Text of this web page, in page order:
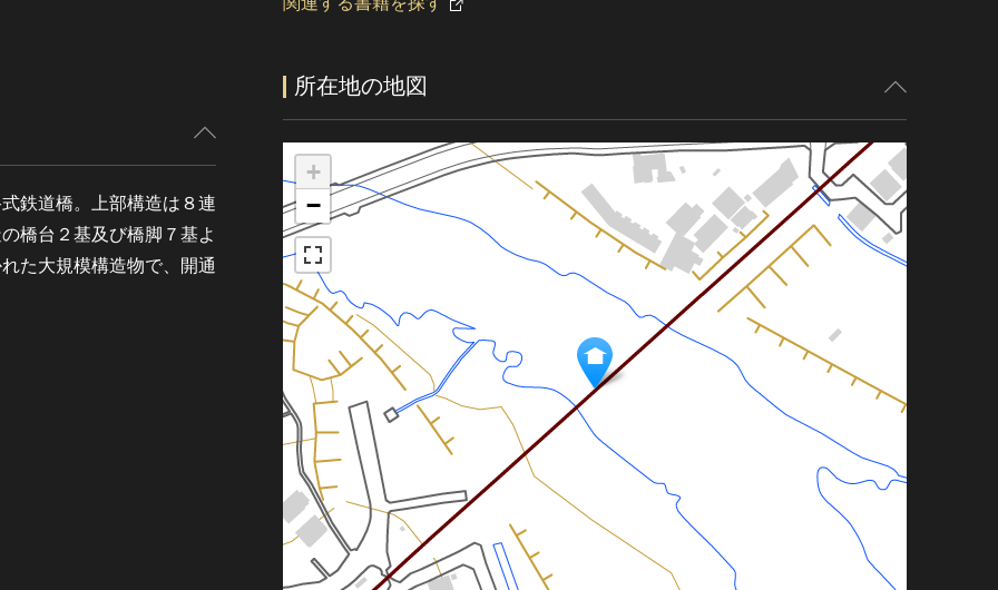
鉄道橋。上部構造は８連
橋台２基及び橋脚７基よ
た大規模構造物で、開通
所在地の地図
+
−